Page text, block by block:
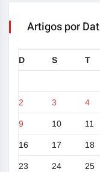
Artigos por
D S T
2 3 4
9 10 11
16 17 18
23 24 25